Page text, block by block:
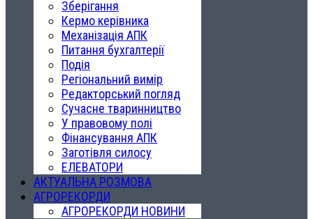
Зберігання
Кермо керівника
Механізація АПК
Питання бухгалтерії
Подія
Регіональний вимір
Редакторський погляд
Сучасне тваринництво
У правовому полі
Фінансування АПК
Заготівля силосу
ЕЛЕВАТОРИ
АКТУАЛЬНА РОЗМОВА
АГРОРЕКОРДИ
АГРОРЕКОРДИ НОВИНИ